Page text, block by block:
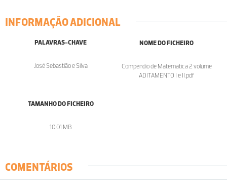
INFORMAÇÃO ADICIONAL
PALAVRAS-CHAVE
José Sebastião e Silva
NOME DO FICHEIRO
Compendio de Matematica 2 volume
ADITAMENTO I e II.pdf
TAMANHO DO FICHEIRO
10.01 MB
COMENTÁRIOS